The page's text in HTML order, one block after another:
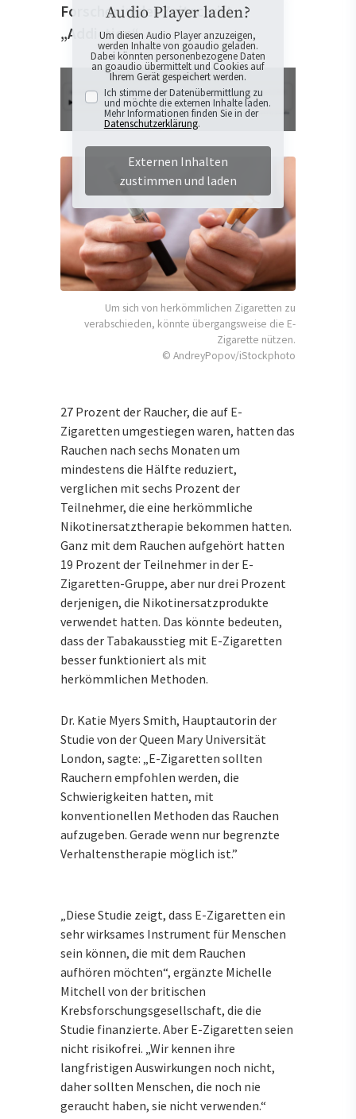
Forscher in der Zeitschrift
„Addiction“.
Audio Player laden?
Um diesen Audio Player anzuzeigen,
werden Inhalte von goaudio geladen.
Dabei könnten personenbezogene Daten
an goaudio übermittelt und Cookies auf
Ihrem Gerät gespeichert werden.
Ich stimme der Datenübermittlung zu
und möchte die externen Inhalte laden.
Mehr Informationen finden Sie in der
Datenschutzerklärung.
Externen Inhalten
zustimmen und laden
Um sich von herkömmlichen Zigaretten zu
verabschieden, könnte übergangsweise die E-
Zigarette nützen.
© AndreyPopov/iStockphoto
27 Prozent der Raucher, die auf E-
Zigaretten umgestiegen waren, hatten das
Rauchen nach sechs Monaten um
mindestens die Hälfte reduziert,
verglichen mit sechs Prozent der
Teilnehmer, die eine herkömmliche
Nikotinersatztherapie bekommen hatten.
Ganz mit dem Rauchen aufgehört hatten
19 Prozent der Teilnehmer in der E-
Zigaretten-Gruppe, aber nur drei Prozent
derjenigen, die Nikotinersatzprodukte
verwendet hatten. Das könnte bedeuten,
dass der Tabakausstieg mit E-Zigaretten
besser funktioniert als mit
herkömmlichen Methoden.
Dr. Katie Myers Smith, Hauptautorin der
Studie von der Queen Mary Universität
London, sagte: „E-Zigaretten sollten
Rauchern empfohlen werden, die
Schwierigkeiten hatten, mit
konventionellen Methoden das Rauchen
aufzugeben. Gerade wenn nur begrenzte
Verhaltenstherapie möglich ist.”
„Diese Studie zeigt, dass E-Zigaretten ein
sehr wirksames Instrument für Menschen
sein können, die mit dem Rauchen
aufhören möchten“, ergänzte Michelle
Mitchell von der britischen
Krebsforschungsgesellschaft, die die
Studie finanzierte. Aber E-Zigaretten seien
nicht risikofrei. „Wir kennen ihre
langfristigen Auswirkungen noch nicht,
daher sollten Menschen, die noch nie
geraucht haben, sie nicht verwenden.“